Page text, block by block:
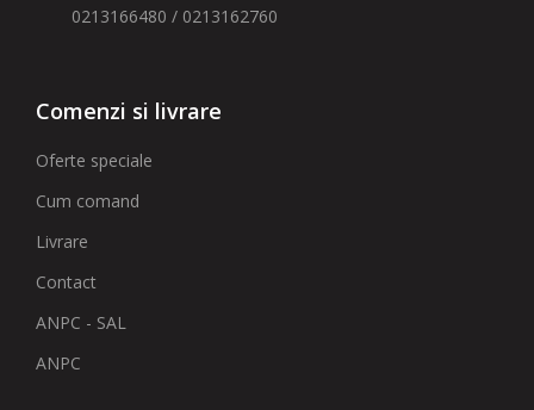
0213166480 / 0213162760
Comenzi si livrare
Oferte speciale
Cum comand
Livrare
Contact
ANPC - SAL
ANPC